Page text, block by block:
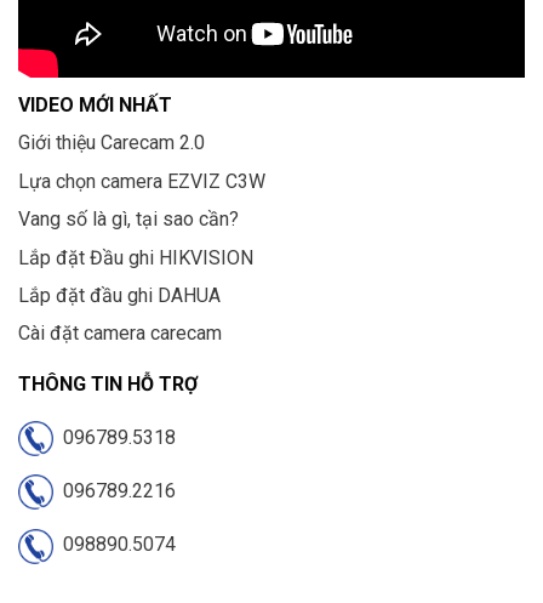
VIDEO MỚI NHẤT
Giới thiệu Carecam 2.0
Lựa chọn camera EZVIZ C3W
Vang số là gì, tại sao cần?
Lắp đặt Đầu ghi HIKVISION
Lắp đặt đầu ghi DAHUA
Cài đặt camera carecam
THÔNG TIN HỖ TRỢ
096789.5318
096789.2216
098890.5074